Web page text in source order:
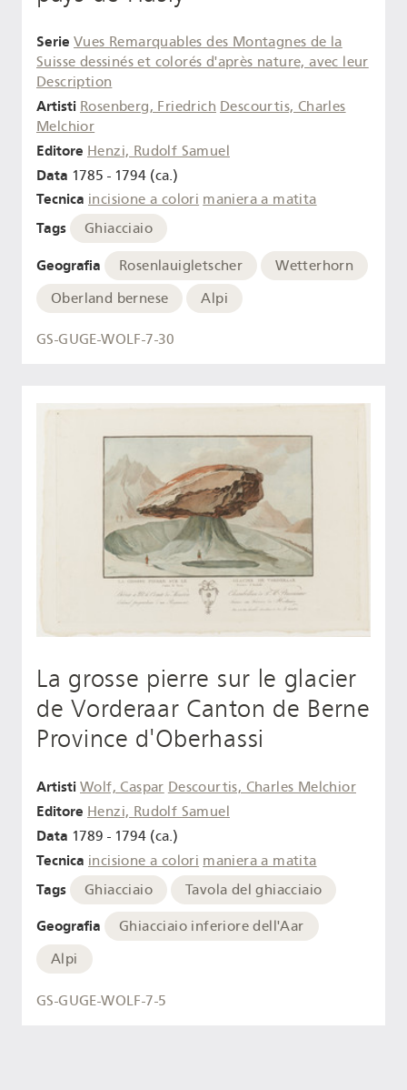
Serie Vues Remarquables des Montagnes de la
Suisse dessinés et colorés d'après nature, avec leur
Description
Artisti Rosenberg, Friedrich Descourtis, Charles
Melchior
Editore Henzi, Rudolf Samuel
Data 1785 - 1794 (ca.)
Tecnica incisione a colori maniera a matita
Tags Ghiacciaio
Geografia Rosenlauigletscher
Wetterhorn
Oberland bernese
Alpi
GS-GUGE-WOLF-7-30
La grosse pierre sur le glacier
de Vorderaar Canton de Berne
Province d'Oberhassi
Artisti Wolf, Caspar Descourtis, Charles Melchior
Editore Henzi, Rudolf Samuel
Data 1789 - 1794 (ca.)
Tecnica incisione a colori maniera a matita
Tags Ghiacciaio Tavola del ghiacciaio
Geografia
Ghiacciaio inferiore dell'Aar
Alpi
GS-GUGE-WOLF-7-5